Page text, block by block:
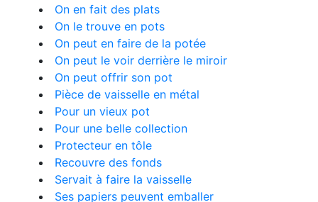
On en fait des plats
On le trouve en pots
On peut en faire de la potée
On peut le voir derrière le miroir
On peut offrir son pot
Pièce de vaisselle en métal
Pour un vieux pot
Pour une belle collection
Protecteur en tôle
Recouvre des fonds
Servait à faire la vaisselle
Ses papiers peuvent emballer